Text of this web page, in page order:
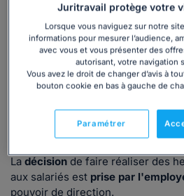
Qui décide de la
supplémentaires ?
La décision de faire réaliser des
aux salariés est prise par
pouvoir de direction.
Juritravail protège votre
Lorsque vous naviguez sur notre
informations pour mesurer l’audience,
avec vous et vous présenter des
autorisant, votre navigation
Vous avez le droit de changer d’avis à
bouton cookie en bas à gauche de
Paramétrer